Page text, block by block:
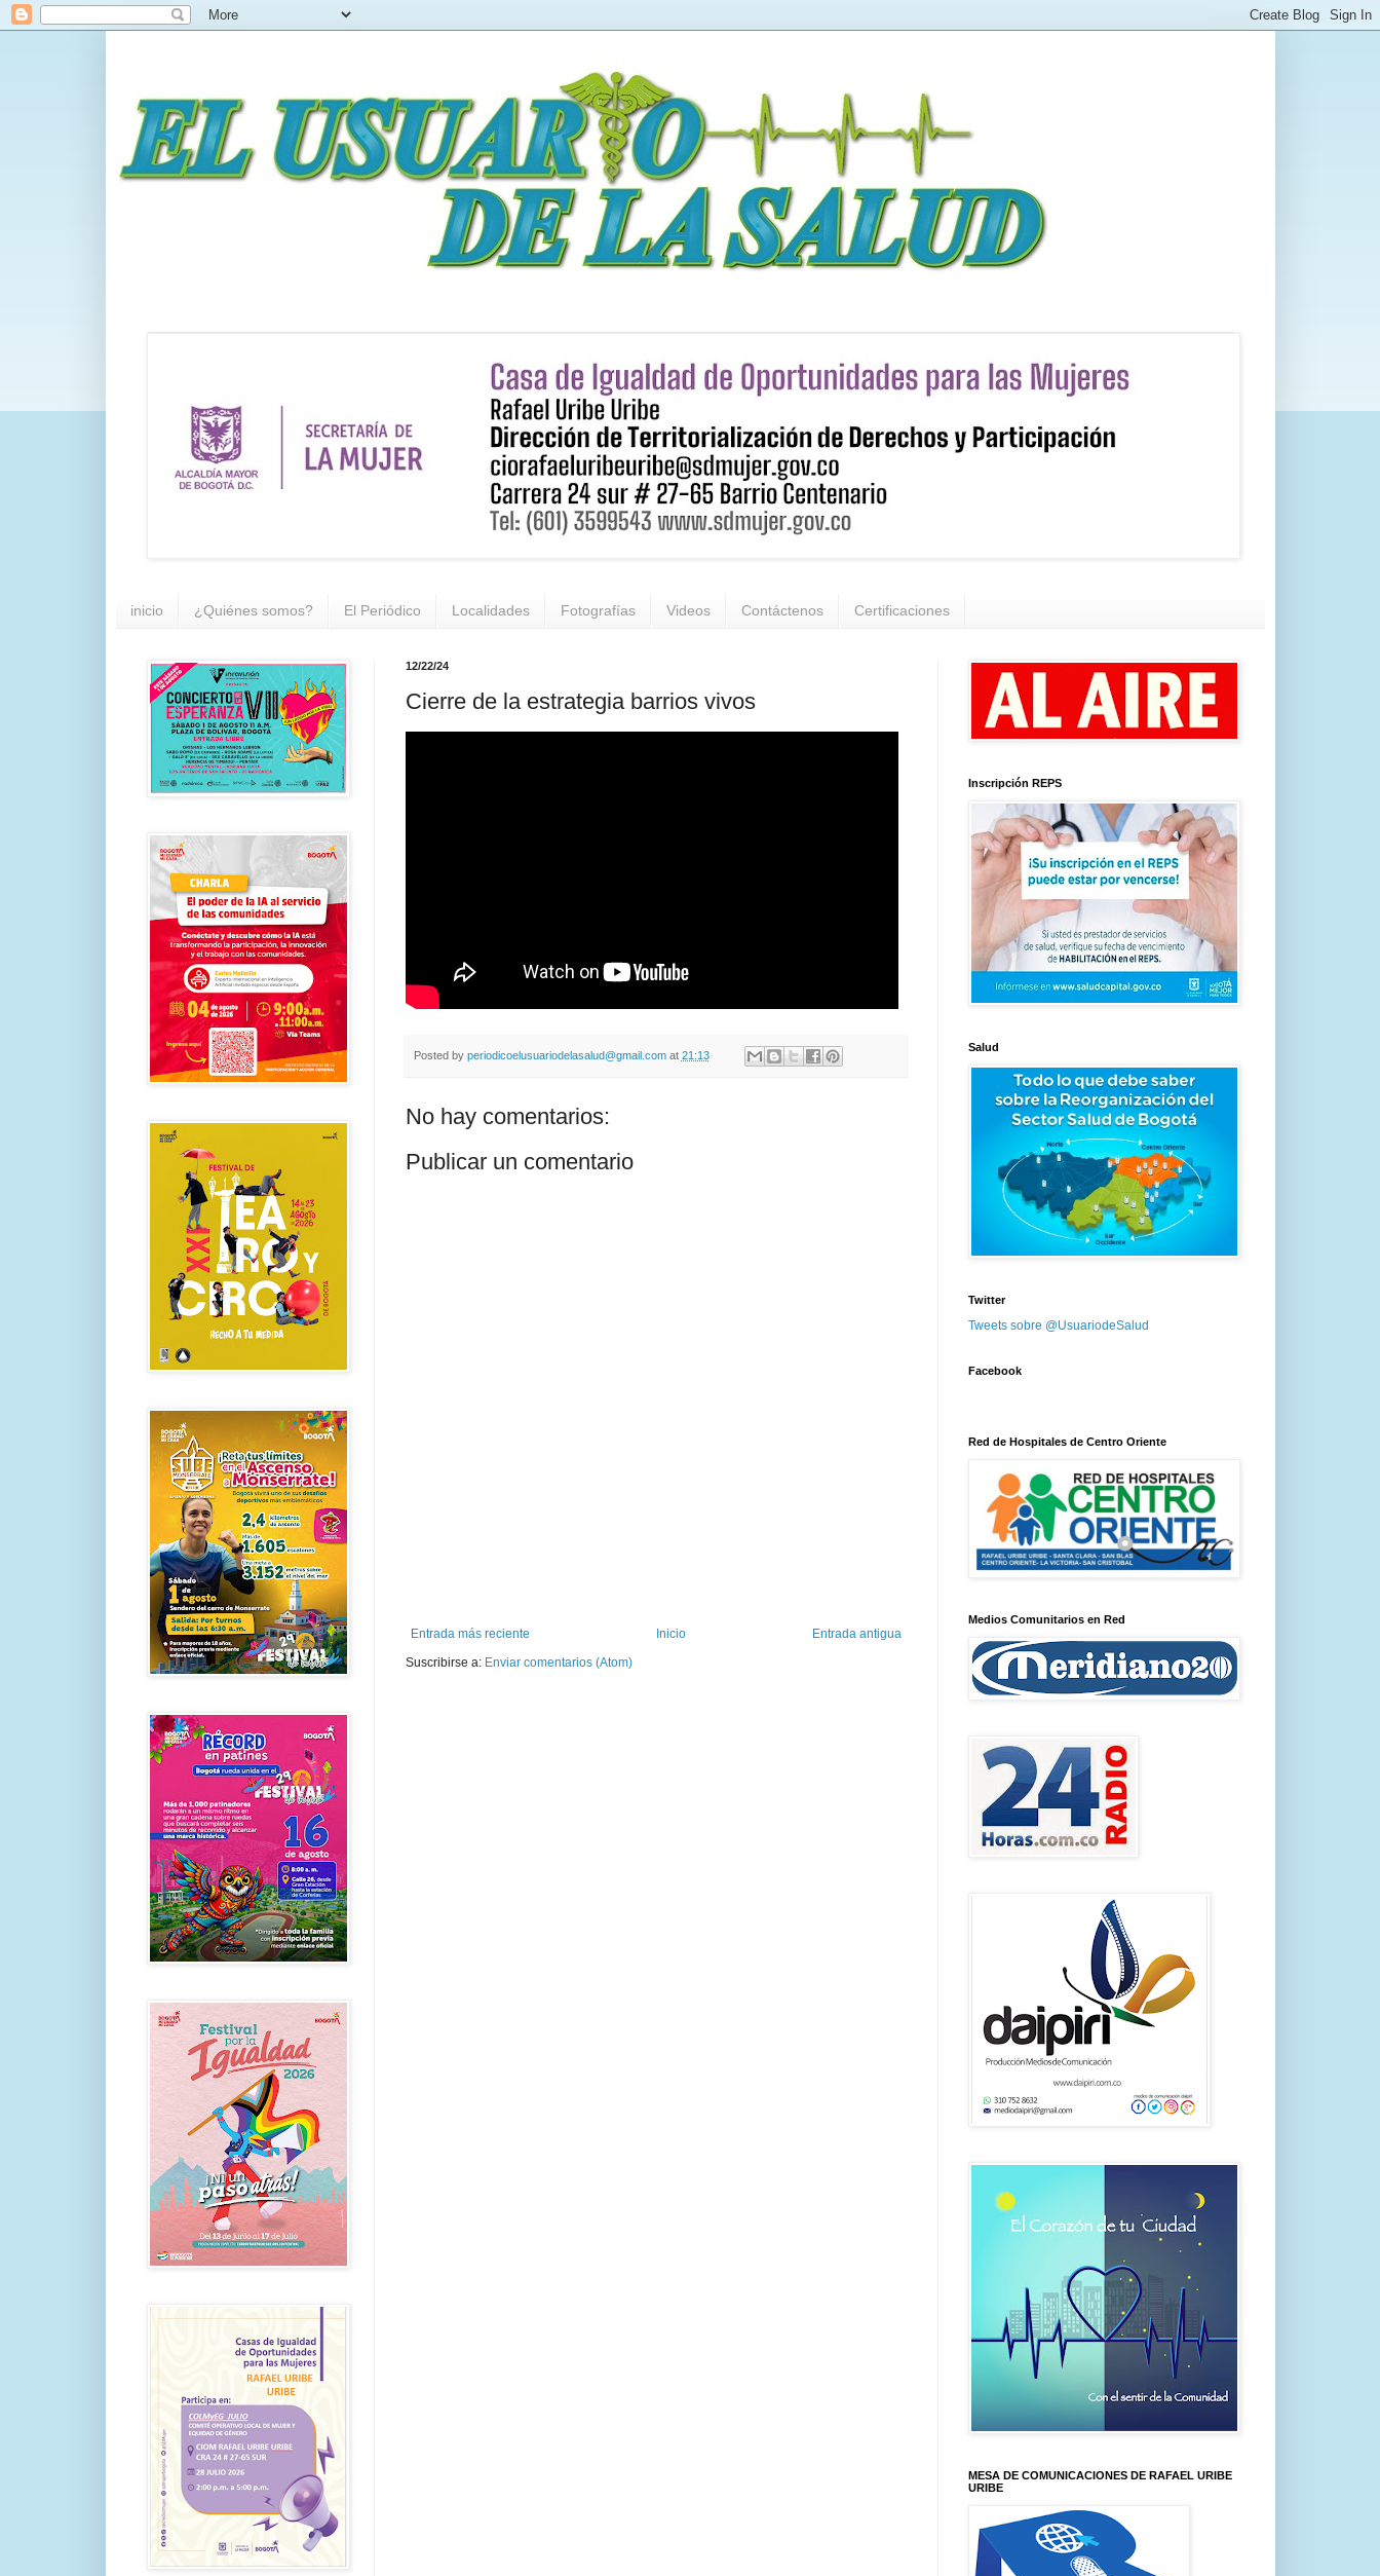
inicio ¿Quiénes somos? El Periódico Localidades Fotografías Videos Contáctenos Certificaciones
12/22/24
Cierre de la estrategia barrios vivos
Posted by periodicoelusuariodelasalud@gmail.com at 21:13
No hay comentarios:
Publicar un comentario
Entrada más reciente Entrada antigua
Inicio
Suscribirse a: Enviar comentarios (Atom)
Inscripción REPS
Salud
Twitter
Tweets sobre @UsuariodeSalud
Facebook
Red de Hospitales de Centro Oriente
Medios Comunitarios en Red
MESA DE COMUNICACIONES DE RAFAEL URIBE
URIBE